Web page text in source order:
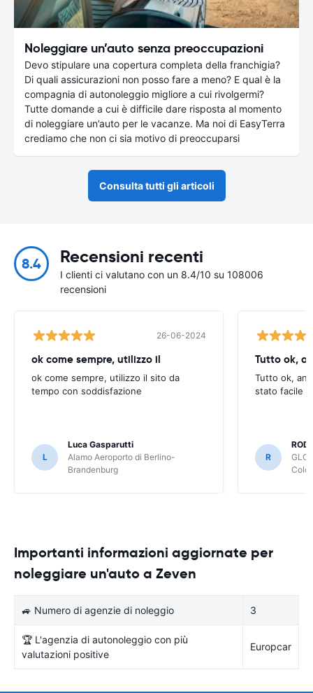
Noleggiare un’auto senza preoccupazioni
Devo stipulare una copertura completa della franchigia?
Di quali assicurazioni non posso fare a meno? E qual è la
compagnia di autonoleggio migliore a cui rivolgermi?
Tutte domande a cui è difficile dare risposta al momento
di noleggiare un’auto per le vacanze. Ma noi di EasyTerra
crediamo che non ci sia motivo di preoccuparsi
Consulta tutti gli articoli
8.4 Recensioni recenti
I clienti ci valutano con un 8.4/10 su 108006
recensioni
26-06-2024
ok come sempre, utilizzo il
ok come sempre, utilizzo il sito da
tempo con soddisfazione
L
Luca Gasparutti
Alamo Aeroporto di Berlino-
Brandenburg
Tutto ok,
Tutto ok,
stato facile
R
Importanti informazioni aggiornate per
noleggiare un'auto a Zeven
🚙 Numero di agenzie di noleggio 3
🏆 L'agenzia di autonoleggio con più
valutazioni positive
Europcar